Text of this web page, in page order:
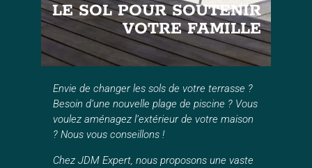
LE SOL POUR SOUTENIR
VOTRE FAMILLE
Envie de changer les sols de votre terrasse ?
Besoin d’une nouvelle plage de piscine ? Vous
voulez aménagez l’extérieur de votre maison
? Nous vous conseillons !
Chez JDM Expert, nous proposons une vaste